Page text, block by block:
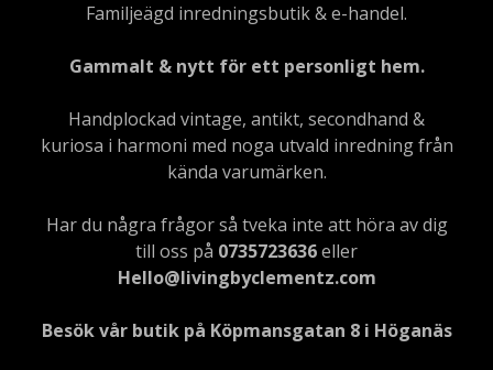
Familjeägd inredningsbutik & e-handel.
Gammalt & nytt för ett personligt hem.
Handplockad vintage, antikt, secondhand &
kuriosa i harmoni med noga utvald inredning från
kända varumärken.
Har du några frågor så tveka inte att höra av dig
till oss på 0735723636eller
Hello@livingbyclementz.com
Besök vår butik på Köpmansgatan 8 i Höganäs